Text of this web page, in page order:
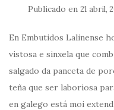
Publicado en 21 abril,
En Embutidos Lalinense
vistosa e sinxela que
salgado da panceta de
teña que ser laboriosa
en galego está moi